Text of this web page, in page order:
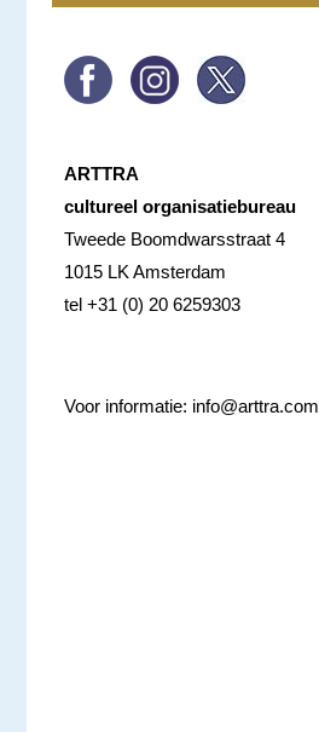
ARTTRA
cultureel organisatiebureau
Tweede Boomdwarsstraat 4
1015 LK Amsterdam
tel +31 (0) 20 6259303
Voor informatie: info@arttra.com